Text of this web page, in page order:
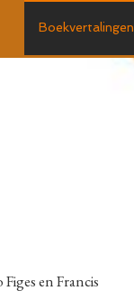
Boekvertalingen
en Francis